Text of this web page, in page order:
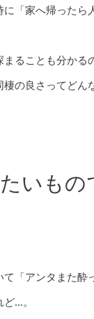
「家へ帰ったら
ることも分かる
の良さってど
いもの
「アンタまた酔
…。